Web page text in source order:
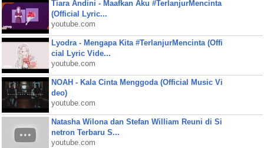
Tiara Andini - Maafkan Aku #TerlanjurMencinta
(Official Lyric...
youtube.com
Lyodra - Mengapa Kita #TerlanjurMencinta (Offi
cial Lyric Vide...
youtube.com
NOAH - Kala Cinta Menggoda (Official Music Vi
deo)
youtube.com
Natasha Wilona dan Stefan William Reuni di Si
netron Terbaru S...
youtube.com